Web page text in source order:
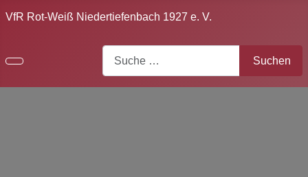
VfR Rot-Weiß Niedertiefenbach 1927 e. V.
Suchen